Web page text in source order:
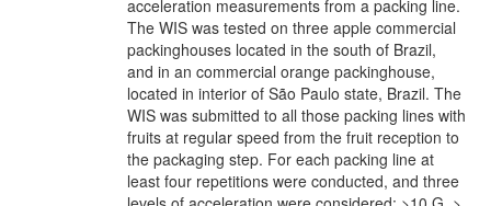
acceleration measurements from a packing line.
The WIS was tested on three apple commercial
packinghouses located in the south of Brazil,
and in an commercial orange packinghouse,
located in interior of São Paulo state, Brazil. The
WIS was submitted to all those packing lines with
fruits at regular speed from the fruit reception to
the packaging step. For each packing line at
least four repetitions were conducted, and three